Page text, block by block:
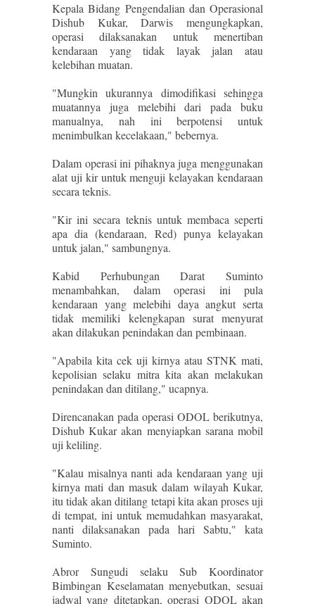
Kepala Bidang Pengendalian dan Operasional
Dishub Kukar, Darwis mengungkapkan,
operasi dilaksanakan untuk menertiban
kendaraan yang tidak layak jalan atau
kelebihan muatan.
"Mungkin ukurannya dimodifikasi sehingga
muatannya juga melebihi dari pada buku
manualnya, nah ini berpotensi untuk
menimbulkan kecelakaan," bebernya.
Dalam operasi ini pihaknya juga menggunakan
alat uji kir untuk menguji kelayakan kendaraan
secara teknis.
"Kir ini secara teknis untuk membaca seperti
apa dia (kendaraan, Red) punya kelayakan
untuk jalan," sambungnya.
Kabid Perhubungan Darat Suminto
menambahkan, dalam operasi ini pula
kendaraan yang melebihi daya angkut serta
tidak memiliki kelengkapan surat menyurat
akan dilakukan penindakan dan pembinaan.
"Apabila kita cek uji kirnya atau STNK mati,
kepolisian selaku mitra kita akan melakukan
penindakan dan ditilang," ucapnya.
Direncanakan pada operasi ODOL berikutnya,
Dishub Kukar akan menyiapkan sarana mobil
uji keliling.
"Kalau misalnya nanti ada kendaraan yang uji
kirnya mati dan masuk dalam wilayah Kukar,
itu tidak akan ditilang tetapi kita akan proses uji
di tempat, ini untuk memudahkan masyarakat,
nanti dilaksanakan pada hari Sabtu," kata
Suminto.
Abror Sungudi selaku Sub Koordinator
Bimbingan Keselamatan menyebutkan, sesuai
jadwal yang ditetapkan, operasi ODOL akan